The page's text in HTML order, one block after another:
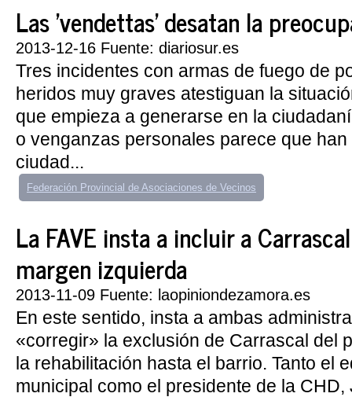
Las 'vendettas' desatan la
2013-12-16 Fuente: diariosur.es
Tres incidentes con armas de fuego de
heridos muy graves atestiguan la
que empieza a generarse en la
o venganzas personales parece que
ciudad...
Federación Provincial de Asociaciones de Vecinos
La FAVE insta a incluir a
margen izquierda
2013-11-09 Fuente: laopiniondezamora.es
En este sentido, insta a ambas
«corregir» la exclusión de Carrascal del
la rehabilitación hasta el barrio. Tanto el
municipal como el presidente de la CHD,